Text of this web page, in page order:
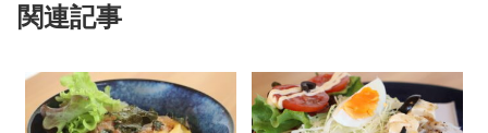
関連記事